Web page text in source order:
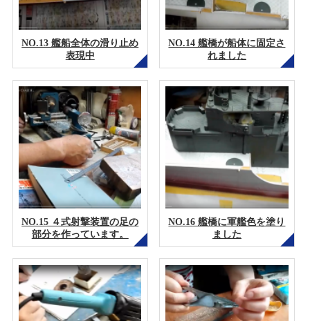
NO.13 艦船全体の滑り止め
表現中
NO.14 艦橋が船体に固定さ
れました
NO.15 ４式射撃装置の足の
部分を作っています。
NO.16 艦橋に軍艦色を塗り
ました